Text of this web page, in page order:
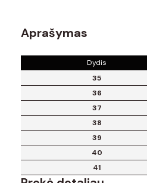
Aprašymas
Dydis
35
36
37
38
39
40
41